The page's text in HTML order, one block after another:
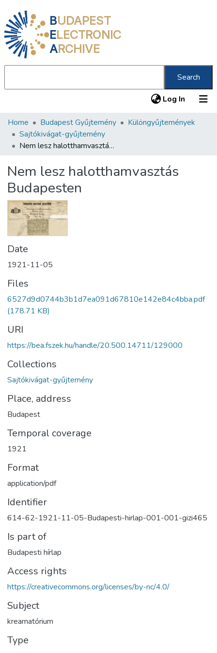
BUDAPEST
ELECTRONIC
ARCHIVE
Search
Log In (current)
Communities & Collections
All of DSpace
About us
Home Budapest Gyűjtemény
Különgyűjtemények
Sajtókivágat-gyűjtemény
Nem lesz halotthamvasztás Budapesten
Nem lesz halotthamvasztás
Budapesten
Date
1921-11-05
Files
6527d9d0744b3b1d7ea091d67810e142e84c4bba.pdf
(178.71 KB)
URI
https://bea.fszek.hu/handle/20.500.14711/129000
Collections
Sajtókivágat-gyűjtemény
Place, address
Budapest
Temporal coverage
1921
Format
application/pdf
Identifier
614-62-1921-11-05-Budapesti-hirlap-001-001-gizi465
Is part of
Budapesti hírlap
Access rights
https://creativecommons.org/licenses/by-nc/4.0/
Subject
kreamatórium
Type